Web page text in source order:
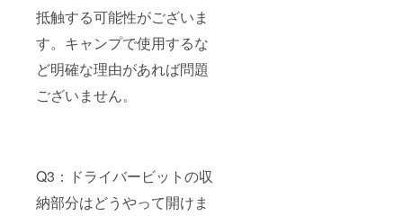
抵触する可能性がございま
す。キャンプで使用するな
ど明確な理由があれば問題
ございません。
Q3：ドライバービットの収
納部分はどうやって開けま